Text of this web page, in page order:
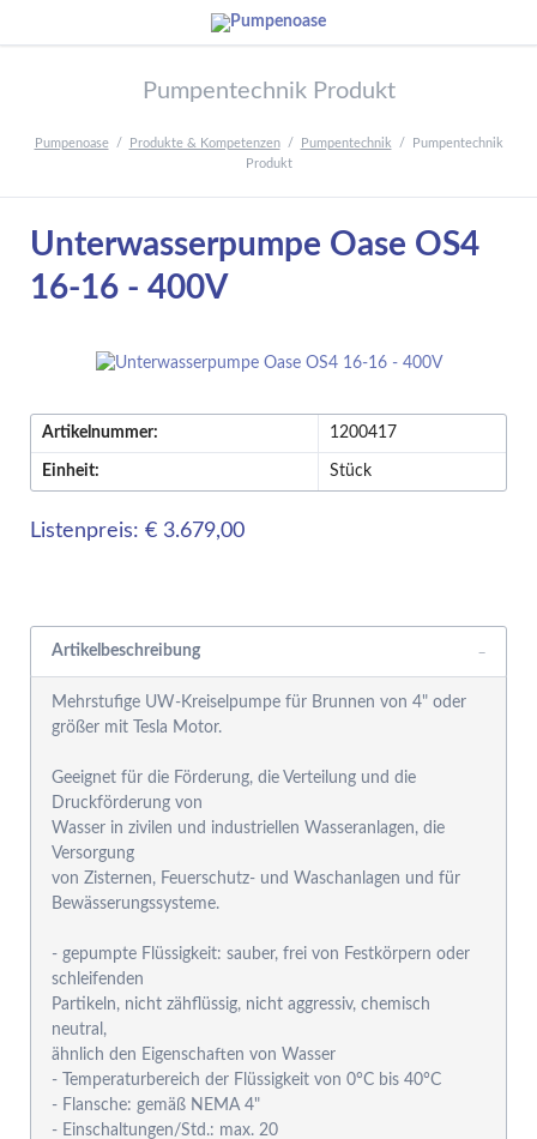
Pumpentechnik Produkt
Pumpenoase Produkte & Kompetenzen Pumpentechnik
Pumpentechnik
Produkt
Unterwasserpumpe Oase OS4
16-16 - 400V
Artikelnummer: 1200417
Einheit: Stück
Listenpreis: € 3.679,00
Artikelbeschreibung
Mehrstufige UW-Kreiselpumpe für Brunnen von 4" oder
größer mit Tesla Motor.
Geeignet für die Förderung, die Verteilung und die
Druckförderung von
Wasser in zivilen und industriellen Wasseranlagen, die
Versorgung
von Zisternen, Feuerschutz- und Waschanlagen und für
Bewässerungssysteme.
- gepumpte Flüssigkeit: sauber, frei von Festkörpern oder
schleifenden
Partikeln, nicht zähflüssig, nicht aggressiv, chemisch
neutral,
ähnlich den Eigenschaften von Wasser
- Temperaturbereich der Flüssigkeit von 0°C bis 40°C
- Flansche: gemäß NEMA 4"
- Einschaltungen/Std.: max. 20